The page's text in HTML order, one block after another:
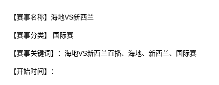
【赛事名称】海地VS新西兰
【赛事分类】 国际赛
【赛事关键词】：海地VS新西兰直播、海地、新西兰、国际赛
【开始时间】：